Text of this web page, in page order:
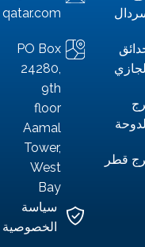
qatar.com
PO Box
سياسة
الخصوصية